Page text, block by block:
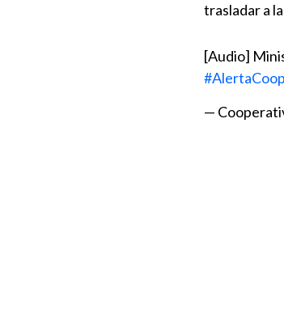
trasladar a
[Audio]
—